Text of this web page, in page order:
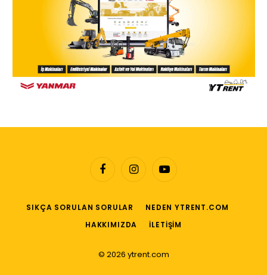
FacebookInstagramYouTube
SIKÇA SORULAN SORULAR
NEDEN YTRENT.COM
HAKKIMIZDA
İLETIŞIM
© 2026 ytrent.com